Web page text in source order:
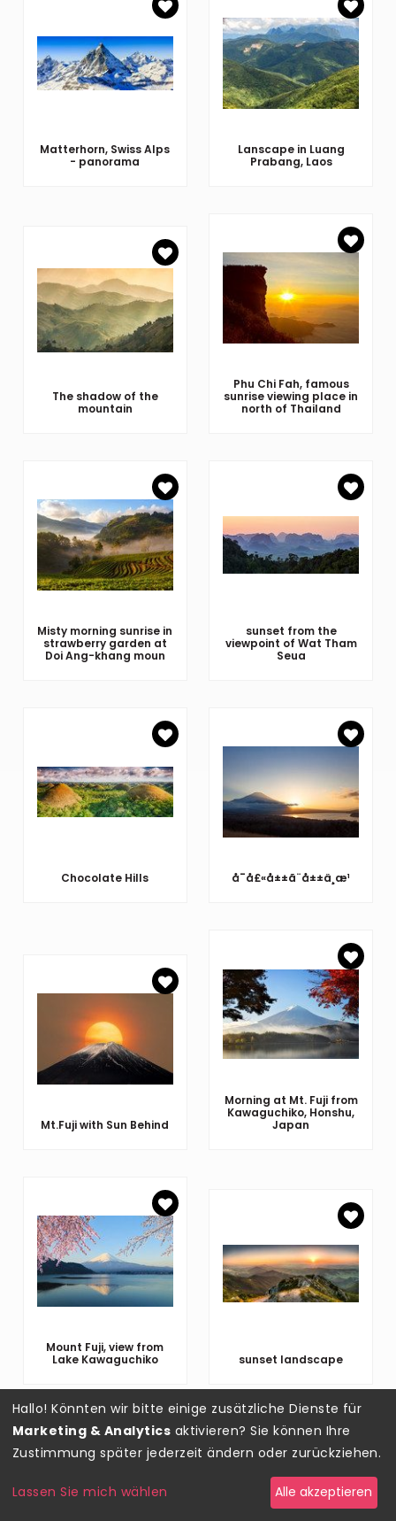
Matterhorn, Swiss Alps
- panorama
Lanscape in Luang
Prabang, Laos
The shadow of the
mountain
Phu Chi Fah, famous
sunrise viewing place in
north of Thailand
Misty morning sunrise in
strawberry garden at
Doi Ang-khang moun
sunset from the
viewpoint of Wat Tham
Seua
Chocolate Hills å¯å£«å±±ã¨å±±ä¸­æ¹
Mt.Fuji with Sun Behind
Morning at Mt. Fuji from
Kawaguchiko, Honshu,
Japan
Mount Fuji, view from
Lake Kawaguchiko
sunset landscape
Hallo! Könnten wir bitte einige zusätzliche Dienste für
Marketing & Analytics aktivieren? Sie können Ihre
Zustimmung später jederzeit ändern oder zurückziehen.
Lassen Sie mich wählen Alle akzeptieren